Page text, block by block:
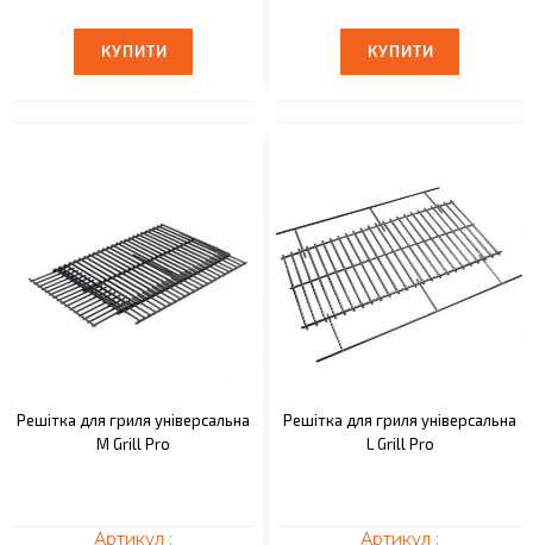
КУПИТИ
КУПИТИ КУПИТИ
КУПИТИ
Решітка для гриля універсальна
M Grill Pro
Артикул :
Решітка для гриля універсальна
L Grill Pro
Артикул :